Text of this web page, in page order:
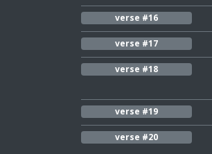
verse #16
verse #17
verse #18
verse #19
verse #20